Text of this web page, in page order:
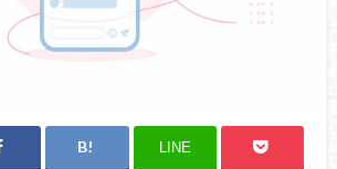
LINE